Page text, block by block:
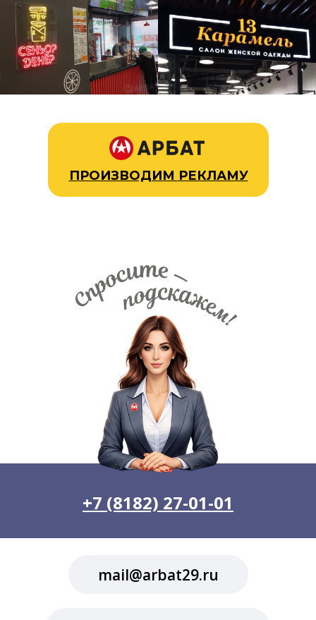
ПРОИЗВОДИМ РЕКЛАМУ
mail@arbat29.ru
+7 (8182) 27-01-01